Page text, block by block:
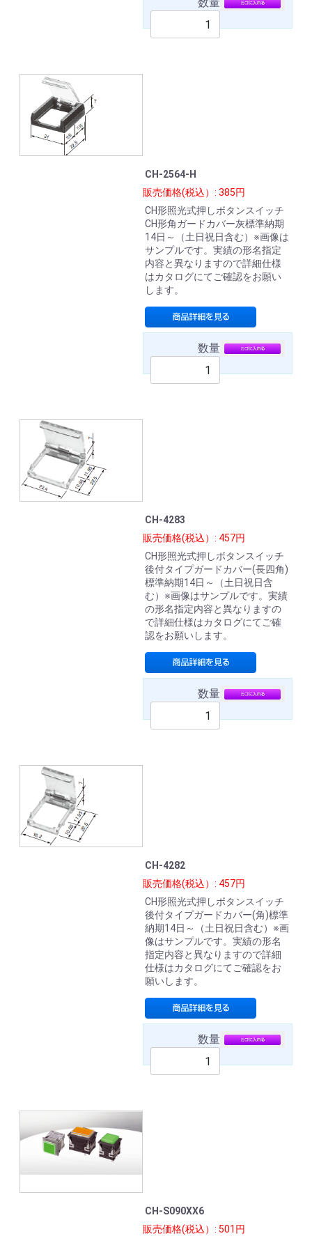
CH-2564-H
販売価格(税込）: 385円
CH形照光式押しボタンスイッチ
CH形角ガードカバー灰標準納期
14日～（土日祝日含む）※画像は
サンプルです。実績の形名指定
内容と異なりますので詳細仕様
はカタログにてご確認をお願い
します。
数量
CH-4283
販売価格(税込）: 457円
CH形照光式押しボタンスイッチ
後付タイプガードカバー(長四角)
標準納期14日～（土日祝日含
む）※画像はサンプルです。実績
の形名指定内容と異なりますの
で詳細仕様はカタログにてご確
認をお願いします。
数量
CH-4282
販売価格(税込）: 457円
CH形照光式押しボタンスイッチ
後付タイプガードカバー(角)標準
納期14日～（土日祝日含む）※画
像はサンプルです。実績の形名
指定内容と異なりますので詳細
仕様はカタログにてご確認をお
願いします。
数量
CH-S090XX6
販売価格(税込）: 501円